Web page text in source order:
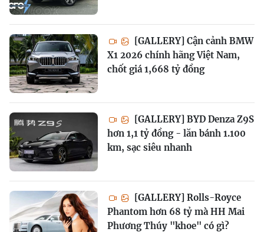
[GALLERY] Cận cảnh BMW
X1 2026 chính hãng Việt Nam,
chốt giá 1,668 tỷ đồng
[GALLERY] BYD Denza Z9S
hơn 1,1 tỷ đồng - lăn bánh 1.100
km, sạc siêu nhanh
[GALLERY] Rolls-Royce
Phantom hơn 68 tỷ mà HH Mai
Phương Thúy "khoe" có gì?